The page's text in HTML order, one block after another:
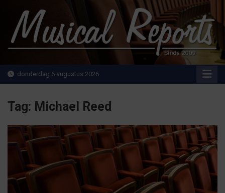
inhoud
MusicalReports.nl
Sinds 2009
donderdag 6 augustus 2026
Tag: Michael Reed